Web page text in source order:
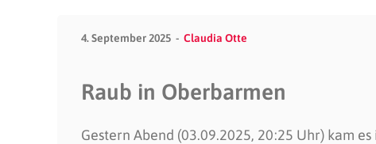
4. September 2025 Claudia Otte
Raub in Oberbarmen
Gestern Abend (03.09.2025, 20:25 Uhr) kam